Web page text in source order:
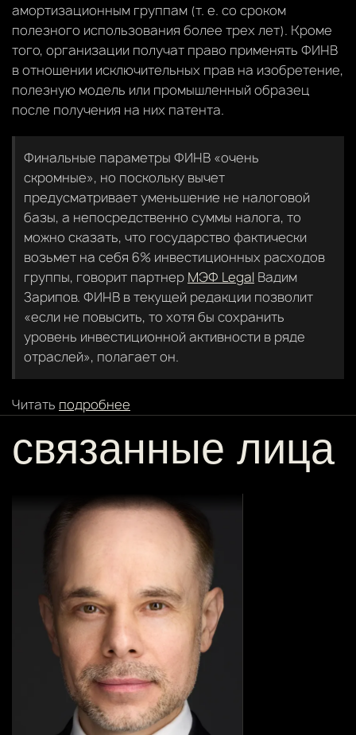
амортизационным группам (т. е. со сроком
полезного использования более трех лет). Кроме
того, организации получат право применять ФИНВ
в отношении исключительных прав на изобретение,
полезную модель или промышленный образец
после получения на них патента.
Финальные параметры ФИНВ «очень
скромные», но поскольку вычет
предусматривает уменьшение не налоговой
базы, а непосредственно суммы налога, то
можно сказать, что государство фактически
возьмет на себя 6% инвестиционных расходов
группы, говорит партнер МЭФ Legal Вадим
Зарипов. ФИНВ в текущей редакции позволит
«если не повысить, то хотя бы сохранить
уровень инвестиционной активности в ряде
отраслей», полагает он.
Читать подробнее
связанные лица